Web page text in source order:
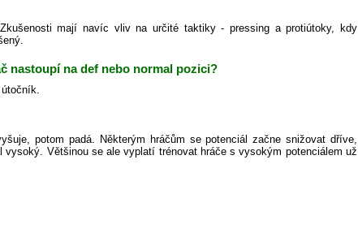
mají navíc vliv na určité taktiky - pressing a protiútoky, kdy
nastoupí na def nebo normal pozici?
potom padá. Některým hráčům se potenciál začne snižovat dříve,
Většinou se ale vyplatí trénovat hráče s vysokým potenciálem už